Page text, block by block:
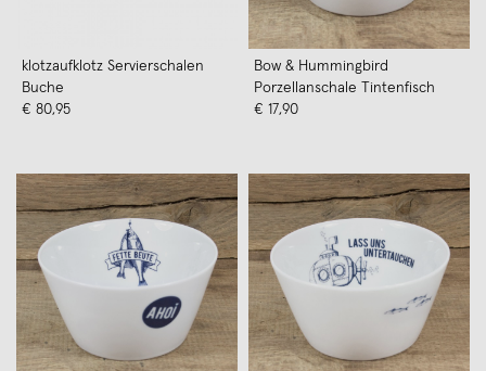
klotzaufklotz Servierschalen
Buche
€ 80,95
Bow & Hummingbird
Porzellanschale Tintenfisch
€ 17,90